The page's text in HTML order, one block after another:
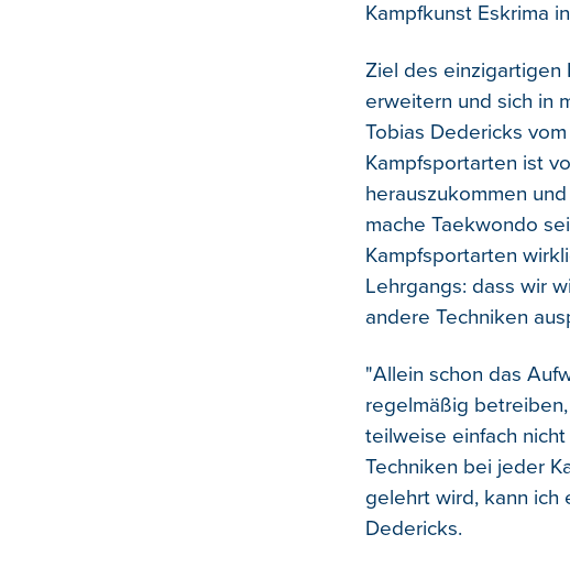
Kampfkunst Eskrima
Ziel des einzigartigen
erweitern und sich in
Tobias Dedericks
Kampfsportarten ist
herauszukommen
mache Taekwondo
Kampfsportarten
Lehrgangs: dass wir
andere Techniken
"Allein schon das
regelmäßig
teilweise einfach
Techniken bei jeder
gelehrt wird, kann ich
Dedericks.